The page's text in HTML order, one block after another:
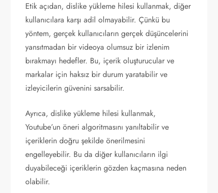
Etik açıdan, dislike yükleme hilesi kullanmak, diğer
kullanıcılara karşı adil olmayabilir. Çünkü bu
yöntem, gerçek kullanıcıların gerçek düşüncelerini
yansıtmadan bir videoya olumsuz bir izlenim
bırakmayı hedefler. Bu, içerik oluşturucular ve
markalar için haksız bir durum yaratabilir ve
izleyicilerin güvenini sarsabilir.
Ayrıca, dislike yükleme hilesi kullanmak,
Youtube’un öneri algoritmasını yanıltabilir ve
içeriklerin doğru şekilde önerilmesini
engelleyebilir. Bu da diğer kullanıcıların ilgi
duyabileceği içeriklerin gözden kaçmasına neden
olabilir.